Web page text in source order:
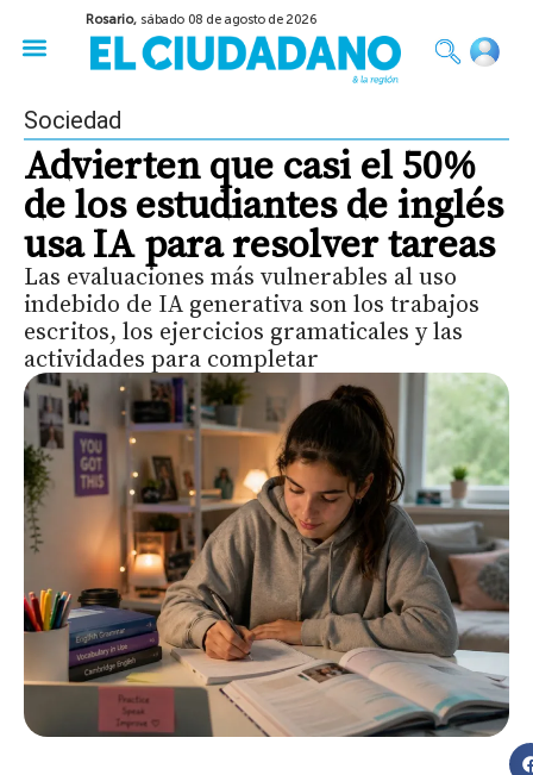
Rosario, sábado 08 de agosto de 2026
Sociedad
Advierten que casi el 50%
de los estudiantes de inglés
usa IA para resolver tareas
Las evaluaciones más vulnerables al uso
indebido de IA generativa son los trabajos
escritos, los ejercicios gramaticales y las
actividades para completar